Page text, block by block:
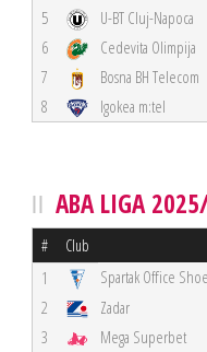
5
U-BT Cluj-Napoca
6
Cedevita Olimpija
7
Bosna BH Telecom
8
Igokea m:tel
ABA LIGA
# Club
1 Spartak Office
2
Zadar
3
Mega Superbet